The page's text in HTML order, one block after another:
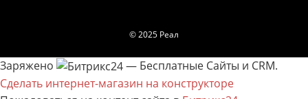
© 2025 Реал
Заряжено
— Бесплатные Сайты и CRM.
Сделать интернет-магазин на конструкторе